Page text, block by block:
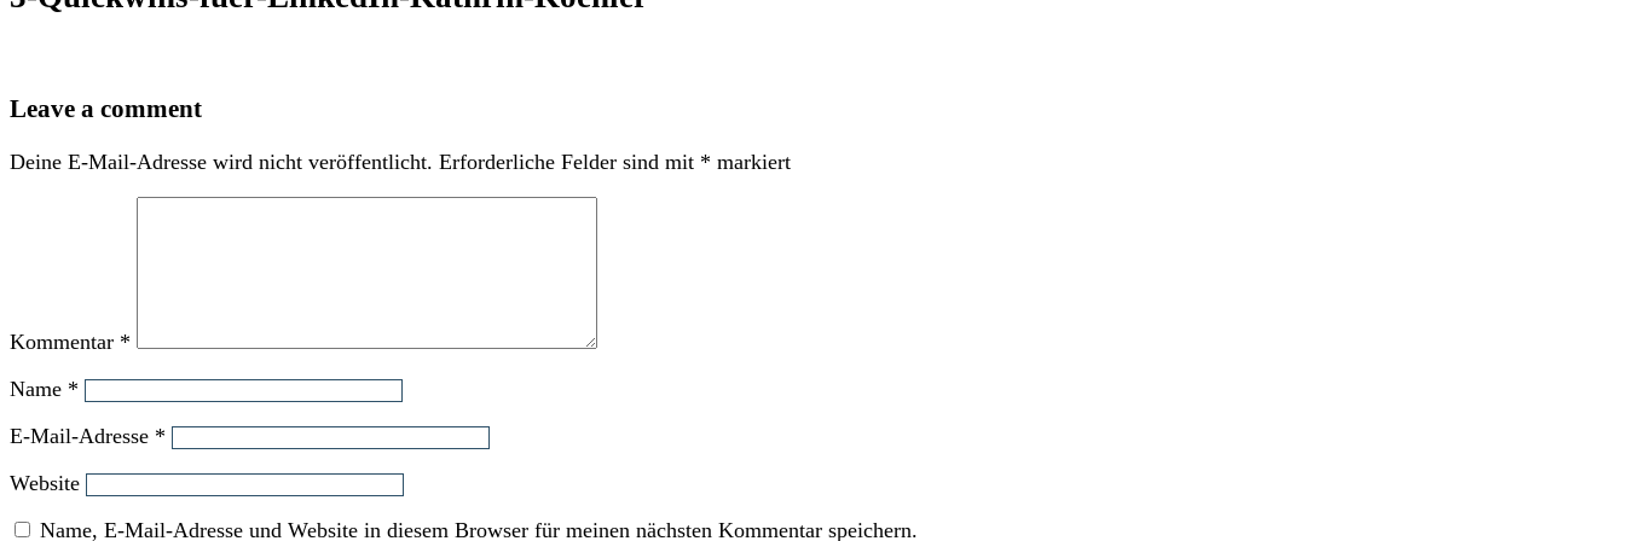
Leave a comment
Deine E-Mail-Adresse wird nicht veröffentlicht. Erforderliche Felder sind mit * markiert
Kommentar *
Name *
E-Mail-Adresse *
Website
Name, E-Mail-Adresse und Website in diesem Browser für meinen nächsten Kommentar speichern.